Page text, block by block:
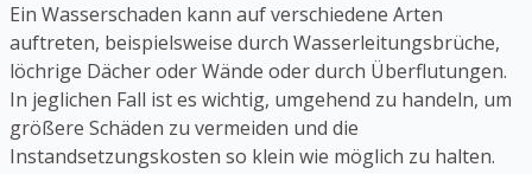
Ein Wasserschaden kann auf verschiedene Arten
auftreten, beispielsweise durch Wasserleitungsbrüche,
löchrige Dächer oder Wände oder durch Überflutungen.
In jeglichen Fall ist es wichtig, umgehend zu handeln, um
größere Schäden zu vermeiden und die
Instandsetzungskosten so klein wie möglich zu halten.